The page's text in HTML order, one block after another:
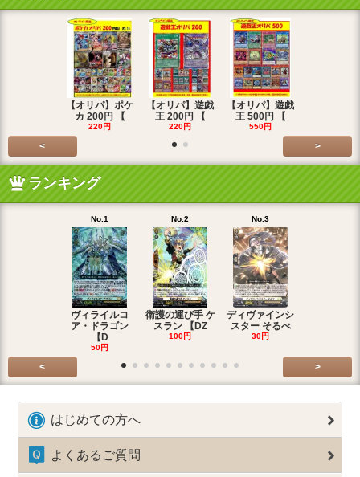
【オリパ】ポケ
カ 200円 【
220円
【オリパ】遊戯
王 200円 【
220円
【オリパ】遊戯
王 500円 【
550円
< >
ランキング
No.1
ヴィライルコ
ア・ドラゴン
【D
50円
No.2
衛護の運び手 ケ
スラン 【DZ
100円
No.3
ディヴァインシ
スター そるべ
30円
< >
はじめての方へ
よくあるご質問